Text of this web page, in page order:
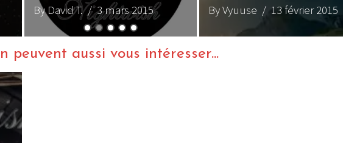
By David T./ 3 mars 2015 By Vyuuse / 13 février 2015
peuvent aussi vous intéresser...